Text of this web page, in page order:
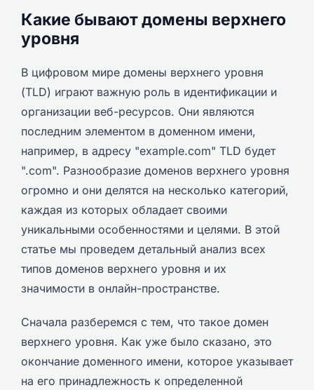
Какие бывают домены верхнего
уровня
В цифровом мире домены верхнего уровня
(TLD) играют важную роль в идентификации и
организации веб-ресурсов. Они являются
последним элементом в доменном имени,
например, в адресу "example.com" TLD будет
".com". Разнообразие доменов верхнего уровня
огромно и они делятся на несколько категорий,
каждая из которых обладает своими
уникальными особенностями и целями. В этой
статье мы проведем детальный анализ всех
типов доменов верхнего уровня и их
значимости в онлайн-пространстве.
Сначала разберемся с тем, что такое домен
верхнего уровня. Как уже было сказано, это
окончание доменного имени, которое указывает
на его принадлежность к определенной